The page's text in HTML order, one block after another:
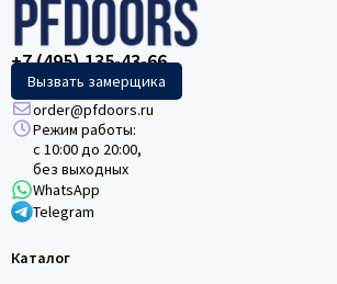
+7 (495) 135-43-66
Вызвать замерщика
order@pfdoors.ru
Режим работы:
с 10:00 до 20:00,
без выходных
WhatsApp
Telegram
Каталог